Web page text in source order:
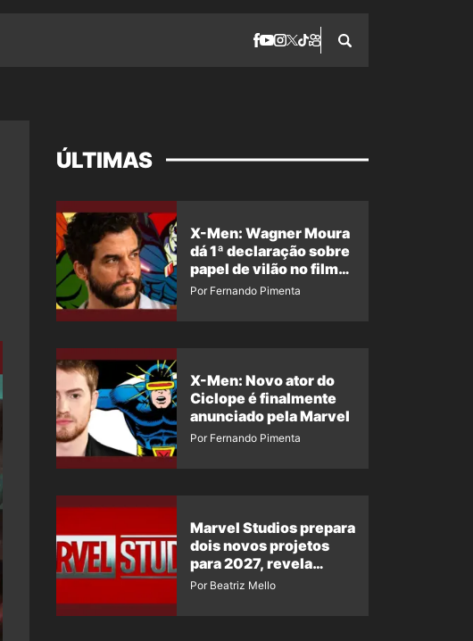
ÚLTIMAS
X-Men: Wagner Moura
dá 1ª declaração sobre
papel de vilão no filme
da Marvel
Por Fernando Pimenta
X-Men: Novo ator do
Ciclope é finalmente
anunciado pela Marvel
Por Fernando Pimenta
Marvel Studios prepara
dois novos projetos
para 2027, revela
insider
Por Beatriz Mello